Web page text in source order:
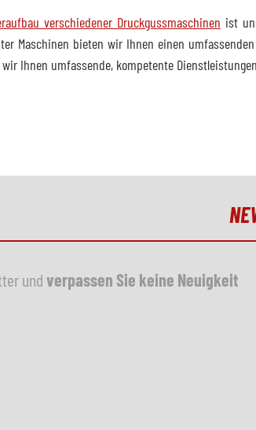
verschiedener Druckgussmaschinen ist
Maschinen bieten wir Ihnen einen
Ihnen umfassende, kompetente
undverpassen Sie keine Neuigkeit